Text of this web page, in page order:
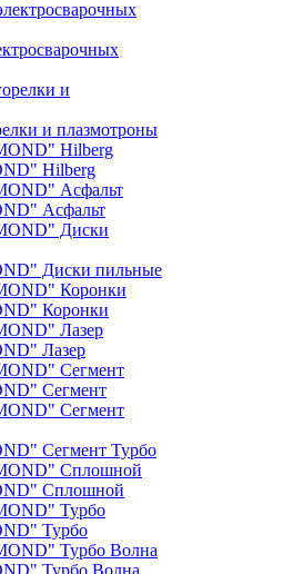
и плазмотроны
Hilberg
Асфальт
Диски пильные
Коронки
Лазер
Сегмент
Сегмент Турбо
Сплошной
Турбо
Турбо Волна